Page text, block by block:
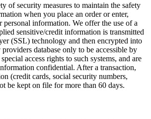
of security measures to maintain the safety
when you place an order or enter,
personal information. We offer the use of a
sensitive/credit information is transmitted
(SSL) technology and then encrypted into
database only to be accessible by
access rights to such systems, and are
confidential. After a transaction,
(credit cards, social security numbers,
be kept on file for more than 60 days.